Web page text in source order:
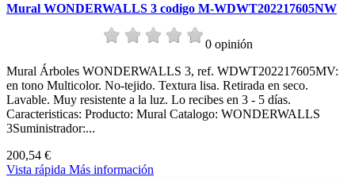
Mural WONDERWALLS 3 codigo M-WDWT202217605NW
0 opinión
Mural Árboles WONDERWALLS 3, ref. WDWT202217605MV:
en tono Multicolor. No-tejido. Textura lisa. Retirada en seco.
Lavable. Muy resistente a la luz. Lo recibes en 3 - 5 días.
Caracteristicas: Producto: Mural Catalogo: WONDERWALLS
3Suministrador:...
200,54 €
Vista rápida Más información